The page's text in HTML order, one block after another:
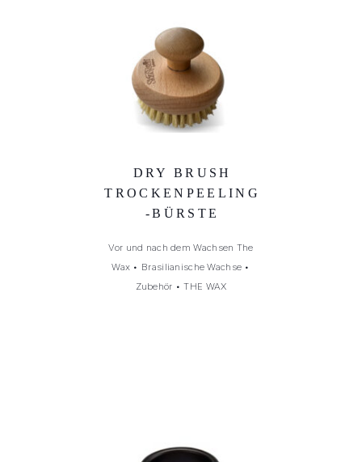
DRY BRUSH
TROCKENPEELING
-BÜRSTE
Vor und nach dem Wachsen The
Wax • Brasilianische Wachse •
Zubehör •THE WAX